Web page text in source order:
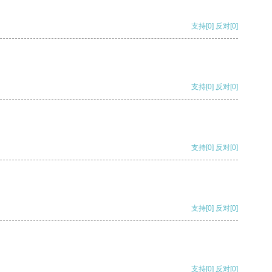
支持[0] 反对[0]
支持[0] 反对[0]
支持[0] 反对[0]
支持[0] 反对[0]
支持[0] 反对[0]